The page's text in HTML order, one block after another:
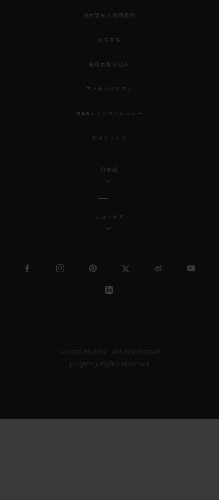
法的通知と利用規約
販売条件
倫理的取り組み
アクセシビリティ
MSAトランスパレンシー
サイトマップ
日本語
スロバキア
© 2026 Hublot - All intellectual
property rights reserved